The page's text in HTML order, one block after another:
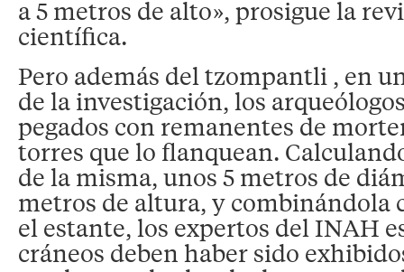
a 5 metros de alto», prosigue la
científica.
Pero además del tzompantli , en
de la investigación, los
pegados con remanentes de
torres que lo flanquean.
de la misma, unos 5 metros de
metros de altura, y combinándola
el estante, los expertos del INAH
cráneos deben haber sido